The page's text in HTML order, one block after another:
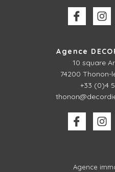
Agence
10 square
74200 Thonon-
+33 (0)4
Agence